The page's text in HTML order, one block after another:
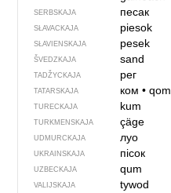
SERBSKAJA песак
SŁAVACKAJA piesok
SŁAVIENSKAJA pesek
ŠVEDZKAJA sand
TADŽYCKAJA рег
TATARSKAJA ком• qom
TURECKAJA kum
TURKMENSKAJA çäge
UDMURCKAJA луо
UKRAINSKAJA пісок
UZBECKAJA qum
VALIJSKAJA tywod